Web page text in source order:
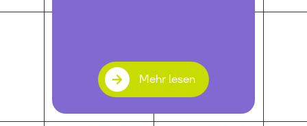
Mehr lesen